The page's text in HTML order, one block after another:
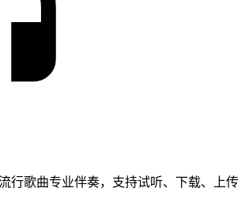
行歌曲专业伴奏，支持试听、下载、上传